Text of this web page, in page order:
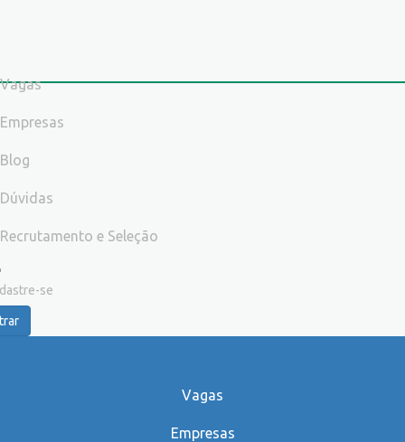
Vagas
Empresas
Blog
Dúvidas
Recrutamento e Seleção
se
Vagas
Empresas